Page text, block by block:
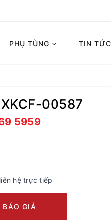
PHỤ TÙNG TIN TỨC
XKCF-00587
5959
hệ trực tiếp
BÁO GIÁ